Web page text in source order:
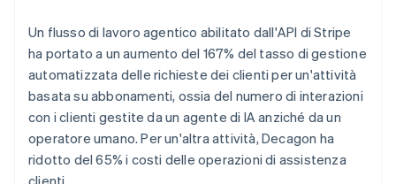
Un flusso di lavoro agentico abilitato dall'API di Stripe
ha portato a un aumento del 167% del tasso di gestione
automatizzata delle richieste dei clienti per un'attività
basata su abbonamenti, ossia del numero di interazioni
con i clienti gestite da un agente di IA anziché da un
operatore umano. Per un'altra attività, Decagon ha
ridotto del 65% i costi delle operazioni di assistenza
clienti.